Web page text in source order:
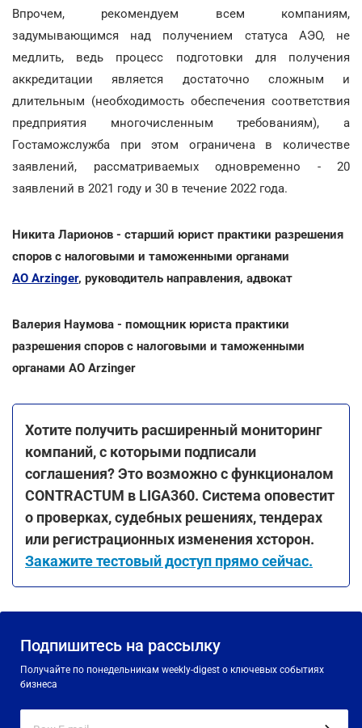
Впрочем, рекомендуем всем компаниям,
задумывающимся над получением статуса АЭО, не
медлить, ведь процесс подготовки для получения
аккредитации является достаточно сложным и
длительным (необходимость обеспечения соответствия
предприятия многочисленным требованиям), а
Гостаможслужба при этом ограничена в количестве
заявлений, рассматриваемых одновременно - 20
заявлений в 2021 году и 30 в течение 2022 года.
Никита Ларионов - старший юрист практики разрешения
споров с налоговыми и таможенными органами
АО Arzinger, руководитель направления, адвокат
Валерия Наумова - помощник юриста практики
разрешения споров с налоговыми и таможенными
органами АО Arzinger
Хотите получить расширенный мониторинг
компаний, с которыми подписали
соглашения? Это возможно с функционалом
CONTRACTUM в LIGA360. Система оповестит
о проверках, судебных решениях, тендерах
или регистрационных изменения хсторон.
Закажите тестовый доступ прямо сейчас.
Подпишитесь на рассылку
Получайте по понедельникам weekly-digest о ключевых событиях
бизнеса